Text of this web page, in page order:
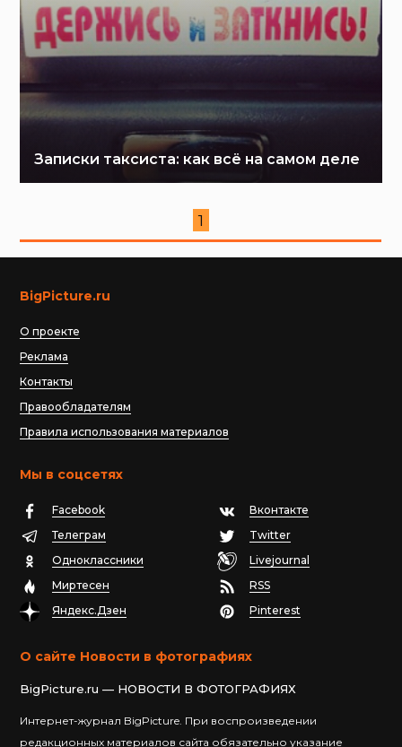
Записки таксиста: как всё на самом деле
1
BigPicture.ru
О проекте
Реклама
Контакты
Правообладателям
Правила использования материалов
Мы в соцсетях
Facebook
Вконтакте
Телеграм
Twitter
Одноклассники
Livejournal
Миртесен
RSS
Яндекс.Дзен
Pinterest
О сайте Новости в фотографиях
BigPicture.ru — НОВОСТИ В ФОТОГРАФИЯХ
Интернет-журнал BigPicture. При воспроизведении
редакционных материалов сайта обязательно указание